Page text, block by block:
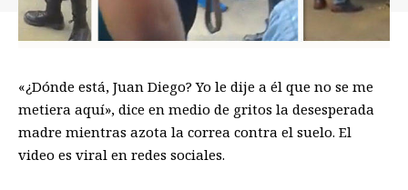
«¿Dónde está, Juan Diego? Yo le dije a él que no se me
metiera aquí», dice en medio de gritos la desesperada
madre mientras azota la correa contra el suelo. El
video es viral en redes sociales.